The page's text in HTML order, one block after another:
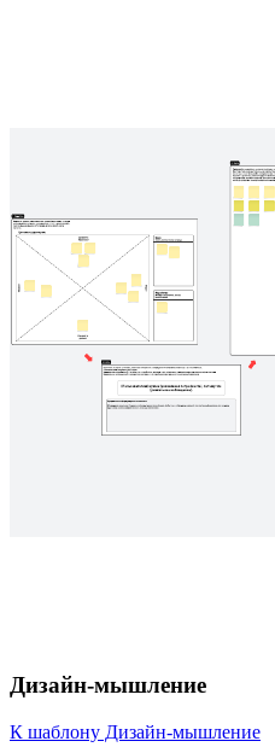
Дизайн-мышление
К шаблону Дизайн-мышление